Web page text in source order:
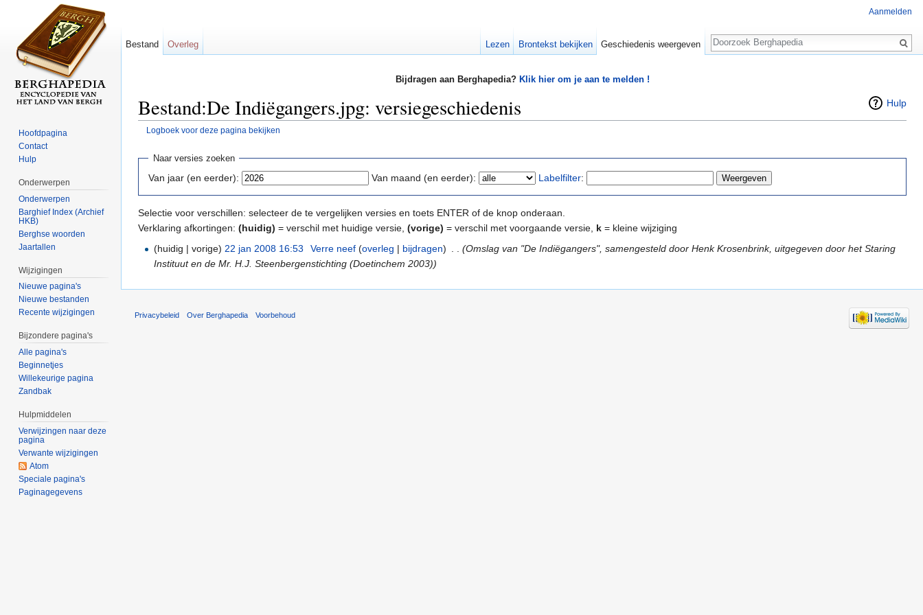
Bijdragen aan Berghapedia? Klik hier om je aan te melden !
Hulp
Bestand:De Indiëgangers.jpg: versiegeschiedenis
Logboek voor deze pagina bekijken
Naar versies zoeken
Van jaar (en eerder): Van maand (en eerder): Labelfilter:
Selectie voor verschillen: selecteer de te vergelijken versies en toets ENTER of de knop onderaan.
Verklaring afkortingen: (huidig) = verschil met huidige versie, (vorige) = verschil met voorgaande versie, k = kleine wijziging
(huidig | vorige) 22 jan 2008 16:53 Verre neef (overleg | bijdragen)
(Omslag van "De Indiëgangers", samengesteld door Henk Krosenbrink, uitgegeven door het Staring
Instituut en de Mr. H.J. Steenbergenstichting (Doetinchem 2003))
Aanmelden
Bestand Overleg Lezen Brontekst bekijken Geschiedenis weergeven
Zoeken
Hoofdpagina
Contact
Hulp
Onderwerpen
Onderwerpen
Barghief Index (Archief
HKB)
Berghse woorden
Jaartallen
Wijzigingen
Nieuwe pagina's
Nieuwe bestanden
Recente wijzigingen
Bijzondere pagina's
Alle pagina's
Beginnetjes
Willekeurige pagina
Zandbak
Hulpmiddelen
Verwijzingen naar deze
pagina
Verwante wijzigingen
Atom
Speciale pagina's
Paginagegevens
Privacybeleid Over Berghapedia Voorbehoud